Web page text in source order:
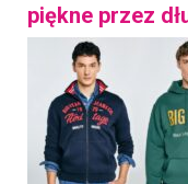
piękne przez